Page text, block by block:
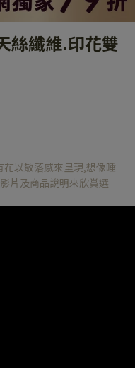
絲纖維.印花雙
以散落感來呈現,想像睡
片及商品說明來欣賞選